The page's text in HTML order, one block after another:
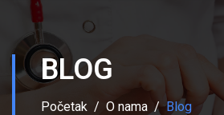
BLOG
Početak O nama Blog